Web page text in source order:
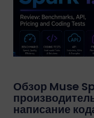
Обзор Muse
написание